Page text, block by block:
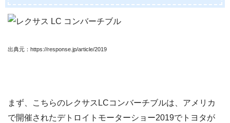
出典元：https://response.jp/article/2019
まず、こちらのレクサスLCコンバーチブルは、アメリカ
で開催されたデトロイトモーターショー2019でトヨタが